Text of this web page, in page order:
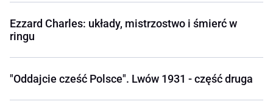
Ezzard Charles: układy, mistrzostwo i śmierć w
ringu
"Oddajcie cześć Polsce". Lwów 1931 - część druga